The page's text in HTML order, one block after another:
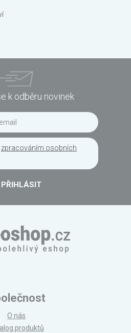
k odběru novinek
zpracováním osobních
PŘIHLÁSIT
O nás
produktů